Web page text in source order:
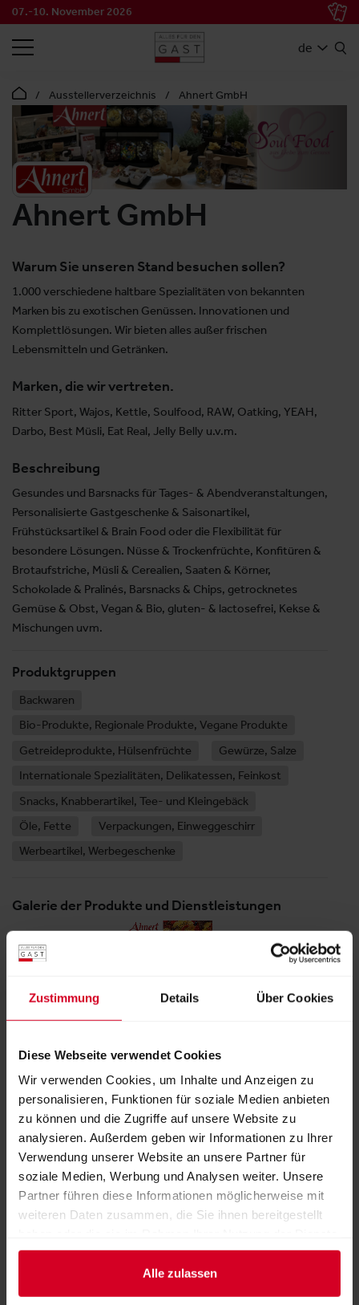
Zustimmung Details Über Cookies
Diese Webseite verwendet Cookies
Wir verwenden Cookies, um Inhalte und Anzeigen zu
personalisieren, Funktionen für soziale Medien anbieten
zu können und die Zugriffe auf unsere Website zu
analysieren. Außerdem geben wir Informationen zu Ihrer
Verwendung unserer Website an unsere Partner für
soziale Medien, Werbung und Analysen weiter. Unsere
Partner führen diese Informationen möglicherweise mit
weiteren Daten zusammen, die Sie ihnen bereitgestellt
gesammelt haben.
Alle zulassen
07.-10. November 2026
de
SUCHEN
Ausstellerverzeichnis Ahnert GmbH
Ahnert GmbH
Warum Sie unseren Stand besuchen sollen?
1.000 verschiedene haltbare Spezialitäten von bekannten
Marken bis zu exotischen Genüssen. Innovationen und
Komplettlösungen. Wir bieten alles außer frischen
Lebensmitteln und Getränken.
Marken, die wir vertreten.
Ritter Sport, Wajos, Kettle, Soulfood, RAW, Oatking, YEAH,
Darbo, Best Müsli, Eat Real, Jelly Belly u.v.m.
Beschreibung
Gesundes und Barsnacks für Tages- & Abendveranstaltungen,
Personalisierte Gastgeschenke & Saisonartikel,
Frühstücksartikel & Brain Food oder die Flexibilität für
besondere Lösungen. Nüsse & Trockenfrüchte, Konfitüren &
Brotaufstriche, Müsli & Cerealien, Saaten & Körner,
Schokolade & Pralinés, Barsnacks & Chips, getrocknetes
Gemüse & Obst, Vegan & Bio, gluten- & lactosefrei, Kekse &
Mischungen uvm.
Produktgruppen
Backwaren
Bio-Produkte, Regionale Produkte, Vegane Produkte
Getreideprodukte, Hülsenfrüchte
Gewürze, Salze
Internationale Spezialitäten, Delikatessen, Feinkost
Snacks, Knabberartikel, Tee- und Kleingebäck
Öle, Fette
Verpackungen, Einweggeschirr
Werbeartikel, Werbegeschenke
Galerie der Produkte und Dienstleistungen
Ihr Großhändler für Trockenfrüchte
Halle 10
Stand:10-0107